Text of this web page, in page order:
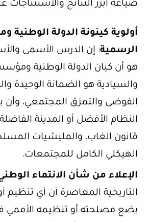
صياغة أبرز النتائج والاستنتاجات
أولوية كينونة الدولة الوطنية
الرسمية: إن الدرس الأسمى
هو أن كيان الدولة الوطنية
والسيادية هو الضمانة الوحيدة
الفوضى والتمزق المجتمعي، وأن
النظام الأفضل أو المدينة
قانون الغاب، والمليشيات
الهيكلي الكامل للمجتمعات.
الإعلاء من شأن الانتماء الوطني:
التاريخية المعاصرة أن أي تنظيم
يضع مصلحته أو تنظيمه الأممي